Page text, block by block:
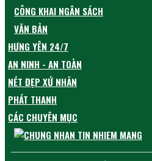
CÔNG KHAI NGÂN SÁCH
VĂN BẢN
HƯNG YÊN 24/7
AN NINH - AN TOÀN
NÉT ĐẸP XỨ NHÃN
PHÁT THANH
CÁC CHUYÊN MỤC